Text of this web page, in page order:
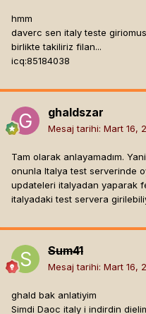
hmm
daverc sen italy teste
birlikte takiliriz filan...
icq:85184038
ghaldszar
Mesaj tarihi: Mart 16,
Tam olarak anlayamadım.
onunla Italya test serverinde
updateleri italyadan yaparak
italyadaki test servera
Sum41
Mesaj tarihi: Mart 16,
ghald bak anlatiyim
Simdi Daoc italy i indirdin